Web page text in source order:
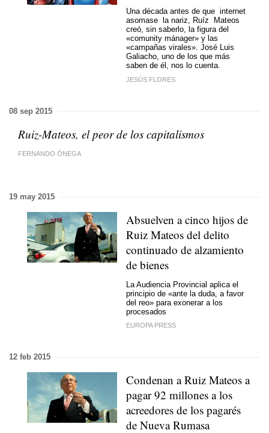
Una década antes de que internet
asomase la nariz, Ruíz Mateos
creó, sin saberlo, la figura del
«comunity mánager» y las
«campañas virales». José Luis
Galiacho, uno de los que más
saben de él, nos lo cuenta.
JESÚS FLORES
08 sep 2015
Ruiz-Mateos, el peor de los capitalismos
FERNANDO ÓNEGA
19 may 2015
Absuelven a cinco hijos de
Ruiz Mateos del delito
continuado de alzamiento
de bienes
La Audiencia Provincial aplica el
principio de «ante la duda, a favor
del reo» para exonerar a los
procesados
EUROPA PRESS
12 feb 2015
Condenan a Ruiz Mateos a
pagar 92 millones a los
acreedores de los pagarés
de Nueva Rumasa